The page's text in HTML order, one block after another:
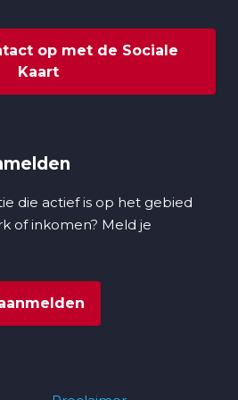
op met de Sociale
Kaart
die actief is op het gebied
of inkomen? Meld je